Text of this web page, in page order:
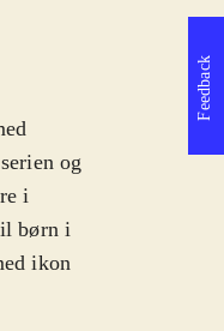
og
i
børn i
ikon
Feedback